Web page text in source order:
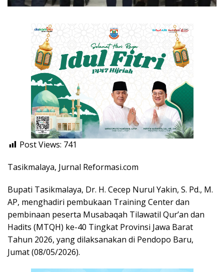
Post Views: 741
Tasikmalaya, Jurnal Reformasi.com
Bupati Tasikmalaya, Dr. H. Cecep Nurul Yakin, S. Pd., M.
AP, menghadiri pembukaan Training Center dan
pembinaan peserta Musabaqah Tilawatil Qur’an dan
Hadits (MTQH) ke-40 Tingkat Provinsi Jawa Barat
Tahun 2026, yang dilaksanakan di Pendopo Baru,
Jumat (08/05/2026).